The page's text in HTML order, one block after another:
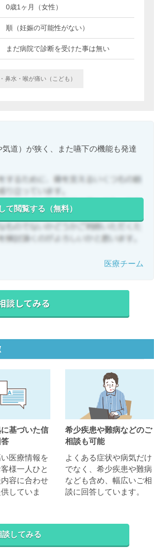
0歳1ヶ月（女性）
順（妊娠の可能性がない）
まだ病院で診断を受けた事は無い
鼻水・喉が痛い（こども）
道）が狭く、また嚥下の機能も発達
て閲覧する（無料）
医療チーム
基づいた信
医療情報を
様一人ひと
容に合わせ
していま
希少疾患や難病などのご
相談も可能
よくある症状や病気だけ
でなく、希少疾患や難病
なども含め、幅広いご相
談に回答しています。
してみる